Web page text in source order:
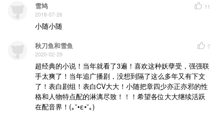
雪鸠
2018-07-26
11
小随小随
秋刀鱼和雪鱼
2020-02-29
7
超经典的小说！当年就看了3遍！喜欢这种妖孽受，强强联
手太爽了！当年追广播剧，没想到隔了这么多年又有下文
了！表白剧组！表白CV大大！小随把章四少亦正亦邪的性
格和人物特点配的淋漓尽致！！！希望各位大大继续活跃
在配音界！(｡˘•ε•˘｡)